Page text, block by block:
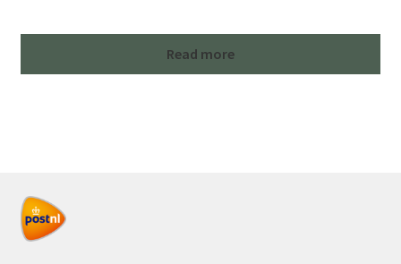
Read more